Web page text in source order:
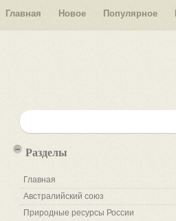
Главная Новое Популярное
Разделы
Главная
Австралийский союз
Природные ресурсы России